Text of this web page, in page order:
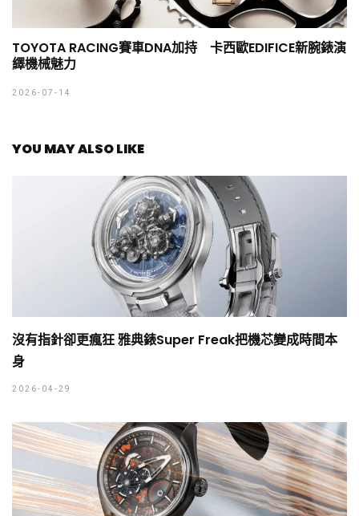
TOYOTA RACING賽車DNA加持 卡西歐EDIFICE新腕錶演
繹機械魅力
2026-07-14
YOU MAY ALSO LIKE
沒有指針卻更瘋狂 雅典錶Super Freak把機芯變成時間本
身
2026-04-29